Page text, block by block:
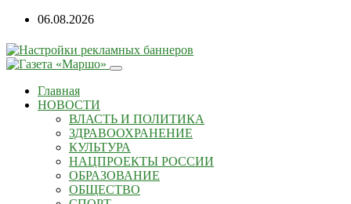
06.08.2026
Главная
НОВОСТИ
ВЛАСТЬ И ПОЛИТИКА
ЗДРАВООХРАНЕНИЕ
КУЛЬТУРА
НАЦПРОЕКТЫ РОССИИ
ОБРАЗОВАНИЕ
ОБЩЕСТВО